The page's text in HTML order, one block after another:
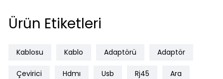
Ürün Etiketleri
Kablosu Kablo Adaptörü Adaptör
Çevirici Hdmı Usb Rj45 Ara